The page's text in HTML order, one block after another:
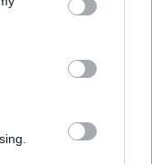
party tags to
in below Google
η Μαρία
για την
δε θα σε
του 22χρονου
νερό